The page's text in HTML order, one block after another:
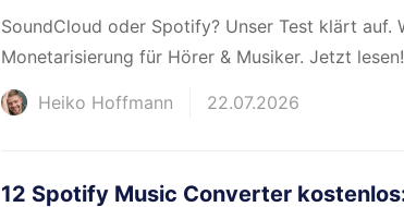
SoundCloud oder Spotify? Unser Test klärt auf.
Monetarisierung für Hörer & Musiker. Jetzt lesen!
Heiko Hoffmann 22.07.2026
12 Spotify Music Converter